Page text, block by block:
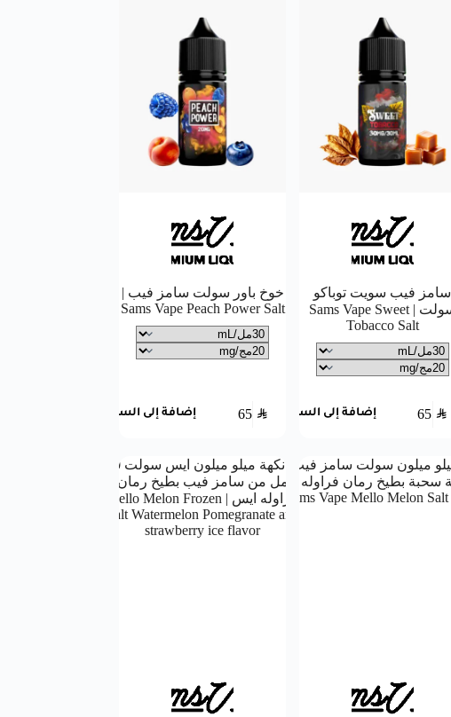
سامز فيب سويت توباكو
سولت | Sams Vape Sweet
Tobacco Salt
65 SAR إضافة إلى السلة
خوخ باور سولت سامز فيب |
Sams Vape Peach Power Salt
65 SAR إضافة إلى السلة